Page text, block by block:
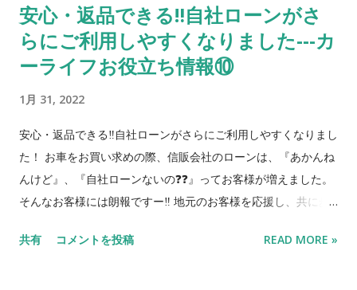
でお求めやすい値段！ 14 エブリィ スズキ 白 売約済 人気の
軽商用バン！ 15 タント ダイハツ 金 売約済 スライドドアで絶
大な人気！ 16 デミオ マツダ 銀 根強い人気のコンパクトカー！
（普通自動車） 17 N-BOX ホンダ 黒 売約済 両側電動スライ
ド！２年車検付！ 18 トッポ 三菱 黒 売約済 元祖ハイトワゴ
色 特徴 1 アルト ホンダ 茶 低走行のアルト！ 2 N-WGN ホンダ
安心・返品できる‼自社ローンがさ
らにご利用しやすくなりました---カ
ーライフお役立ち情報⑩
1月 31, 2022
安心・返品できる‼自社ローンがさらにご利用しやすくなりまし
た！ お車をお買い求めの際、信販会社のローンは、『あかんね
んけど』、『自社ローンないの❓❓』ってお客様が増えました。
そんなお客様には朗報ですー‼️ 地元のお客様を応援し、共に歩
しました。 信販会社のローンの審査の不安な方にも安心して中
共有 コメントを投稿 READ MORE »